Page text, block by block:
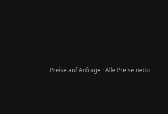
Preise auf Anfrage · Alle Preise netto